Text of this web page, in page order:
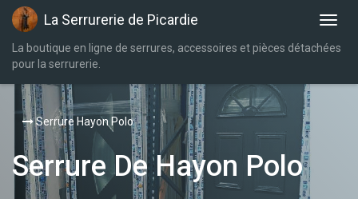
La Serrurerie de Picardie
La boutique en ligne de serrures, accessoires et pièces détachées
pour la serrurerie.
Serrure Hayon Polo
Serrure De Hayon Polo